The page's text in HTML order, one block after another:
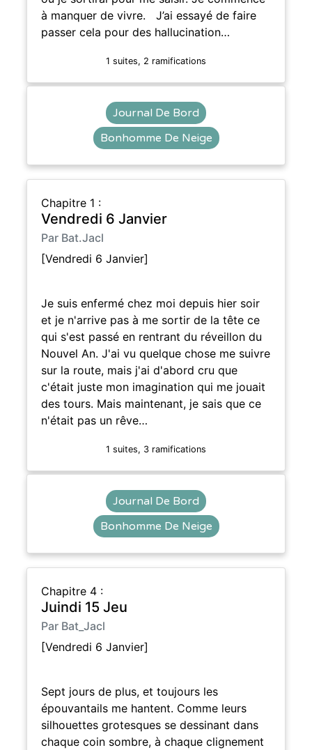
à manquer de vivre. J’ai essayé de faire
passer cela pour des hallucination…
1 suites, 2 ramifications
Journal De Bord
Bonhomme De Neige
Chapitre 1 :
Vendredi 6 Janvier
Par Bat.Jacl
[Vendredi 6 Janvier]
Je suis enfermé chez moi depuis hier soir
et je n'arrive pas à me sortir de la tête ce
qui s'est passé en rentrant du réveillon du
Nouvel An. J'ai vu quelque chose me suivre
sur la route, mais j'ai d'abord cru que
c'était juste mon imagination qui me jouait
des tours. Mais maintenant, je sais que ce
n'était pas un rêve…
1 suites, 3 ramifications
Journal De Bord
Bonhomme De Neige
Chapitre 4 :
Juindi 15 Jeu
Par Bat_Jacl
[Vendredi 6 Janvier]
Sept jours de plus, et toujours les
épouvantails me hantent. Comme leurs
silhouettes grotesques se dessinant dans
chaque coin sombre, à chaque clignement